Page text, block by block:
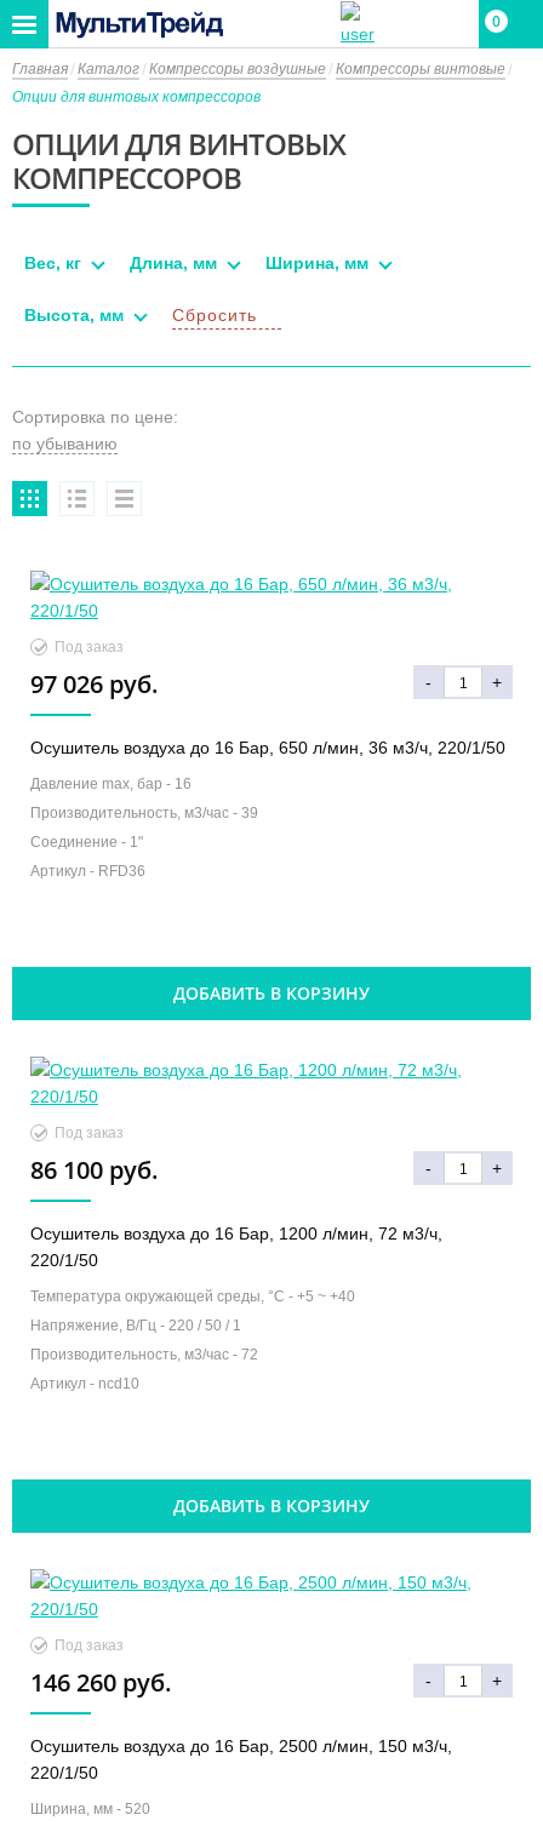
0
Главная Каталог Компрессоры воздушные
Компрессоры винтовые
Опции для винтовых компрессоров
ОПЦИИ ДЛЯ ВИНТОВЫХ
КОМПРЕССОРОВ
Вес, кг Длина, мм Ширина, мм
Высота, мм Сбросить
Сортировка по цене:
Под заказ
97 026 руб. - +
Осушитель воздуха до 16 Бар, 650 л/мин, 36 м3/ч, 220/1/50
Давление max, бар - 16
Производительность, м3/час - 39
Соединение - 1"
Артикул - RFD36
ДОБАВИТЬ В КОРЗИНУ
Под заказ
86 100 руб. - +
Осушитель воздуха до 16 Бар, 1200 л/мин, 72 м3/ч,
220/1/50
Температура окружающей среды, °C - +5 ~ +40
Напряжение, В/Гц - 220 / 50 / 1
Производительность, м3/час - 72
Артикул - ncd10
ДОБАВИТЬ В КОРЗИНУ
Под заказ
146 260 руб. - +
Осушитель воздуха до 16 Бар, 2500 л/мин, 150 м3/ч,
220/1/50
Ширина, мм - 520